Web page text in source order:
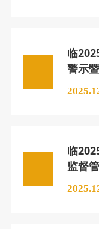
临
警示
临
监督
《行